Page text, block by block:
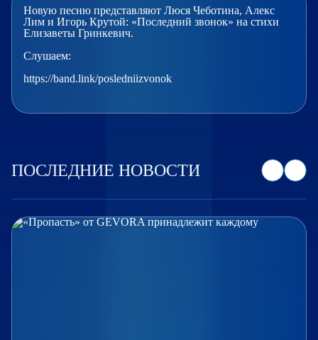
Новую песню представляют Люся Чеботина, Алекс
Лим и Игорь Крутой: «Последний звонок» на стихи
Елизаветы Гринкевич.
Слушаем:
https://band.link/posledniizvonok
ПОСЛЕДНИЕ НОВОСТИ